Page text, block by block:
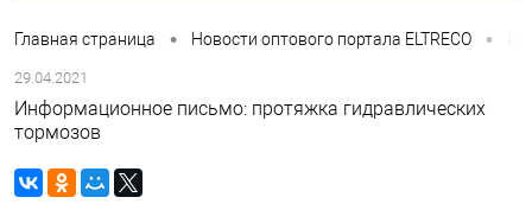
Главная страница • Новости оптового портала ELTRECO •
29.04.2021
Информационное письмо: протяжка гидравлических
тормозов